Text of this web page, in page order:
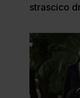
strascico